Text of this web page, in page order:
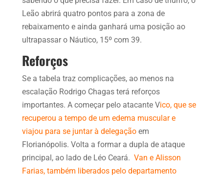
Leão abrirá quatro pontos para a zona de
rebaixamento e ainda ganhará uma posição ao
ultrapassar o Náutico, 15º com 39.
Reforços
Se a tabela traz complicações, ao menos na
escalação Rodrigo Chagas terá reforços
importantes. A começar pelo atacante Vico, que se
recuperou a tempo de um edema muscular e
viajou para se juntar à delegaçãoem
Florianópolis. Volta a formar a dupla de ataque
principal, ao lado de Léo Ceará. Van e Alisson
Farias, também liberados pelo departamento